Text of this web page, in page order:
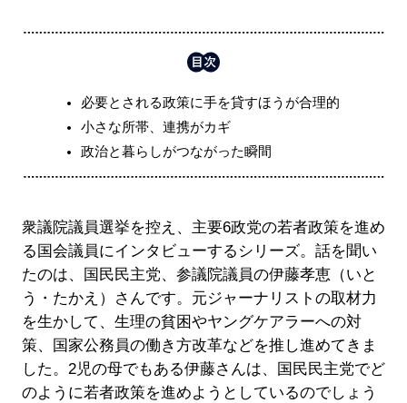
必要とされる政策に手を貸すほうが合理的
小さな所帯、連携がカギ
政治と暮らしがつながった瞬間
衆議院議員選挙を控え、主要6政党の若者政策を進め
る国会議員にインタビューするシリーズ。話を聞い
たのは、国民民主党、参議院議員の伊藤孝恵（いと
う・たかえ）さんです。元ジャーナリストの取材力
を生かして、生理の貧困やヤングケアラーへの対
策、国家公務員の働き方改革などを推し進めてきま
した。2児の母でもある伊藤さんは、国民民主党でど
のように若者政策を進めようとしているのでしょう